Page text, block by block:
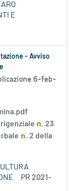
E
- Avviso
6-feb-
n. 23
n. 2 della
PR 2021-